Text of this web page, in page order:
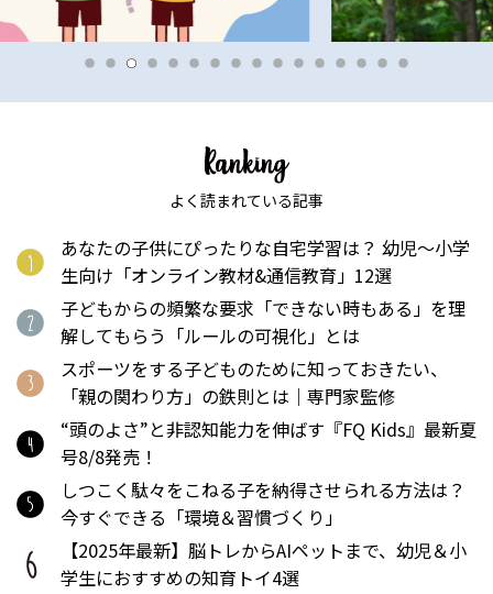
よく読まれている記事
あなたの子供にぴったりな自宅学習は？ 幼児〜小学
生向け「オンライン教材&通信教育」12選
子どもからの頻繁な要求「できない時もある」を理
解してもらう「ルールの可視化」とは
スポーツをする子どものために知っておきたい、
「親の関わり方」の鉄則とは｜専門家監修
“頭のよさ”と非認知能力を伸ばす『FQ Kids』最新夏
号8/8発売！
しつこく駄々をこねる子を納得させられる方法は？
今すぐできる「環境＆習慣づくり」
【2025年最新】脳トレからAIペットまで、幼児＆小
学生におすすめの知育トイ4選